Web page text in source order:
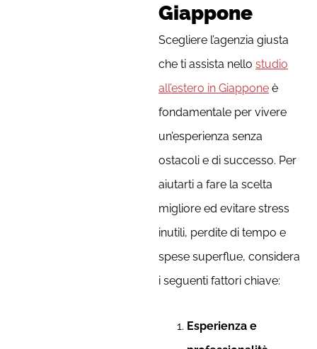
Giappone
Scegliere l’agenzia giusta
che ti assista nello studio
all’estero in Giappone è
fondamentale per vivere
un’esperienza senza
ostacoli e di successo. Per
aiutarti a fare la scelta
migliore ed evitare stress
inutili, perdite di tempo e
spese superflue, considera
i seguenti fattori chiave:
Esperienza e